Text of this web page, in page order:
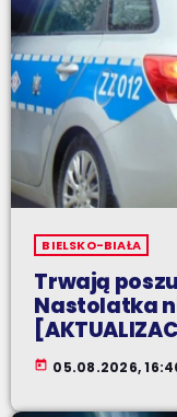
BIELSKO-BIAŁA
Trwają
Nastolatka
today 05.08.2026,